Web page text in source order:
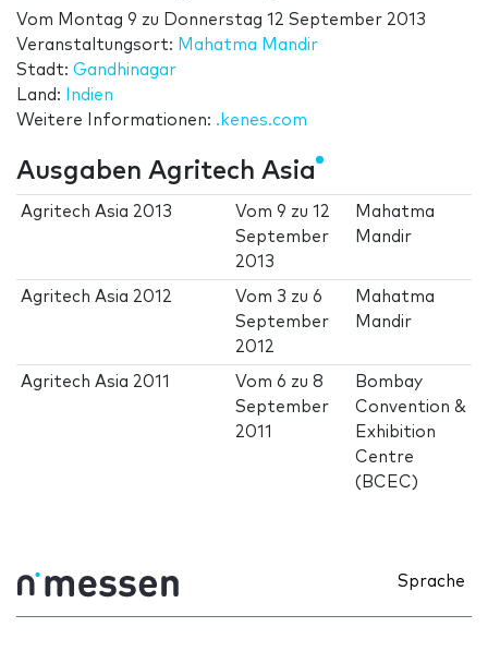
Vom Montag 9 zu Donnerstag 12 September 2013
Veranstaltungsort: Mahatma Mandir
Stadt: Gandhinagar
Land:
Indien
Weitere Informationen: .kenes.com
Ausgaben Agritech Asia
Agritech Asia 2013 Vom9 zu12
September
2013
Mahatma
Mandir
Agritech Asia 2012 Vom 3 zu6
September
2012
Mahatma
Mandir
Agritech Asia 2011 Vom6 zu8
September
2011
Bombay
Convention &
Exhibition
Centre
(BCEC)
Sprache